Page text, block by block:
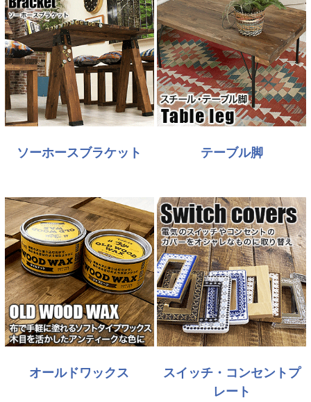
ソーホースブラケット テーブル脚
オールドワックス
スイッチ・コンセントプ
レート